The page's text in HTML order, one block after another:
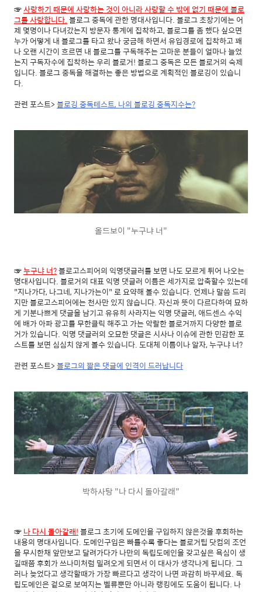
☞사랑하기 때문에 사랑하는 것이 아니라 사랑할 수 밖에 없기 때문에 블로
그를 사랑합니다.블로그 중독에 관한 명대사입니다. 블로그 초창기에는 어
제 몇명이나 다녀갔는지 방문자 통계에 집착하고, 블로그를 좀 했다 싶으면
누가 어떻게 내 블로그를 타고 왔나 궁금해 하면서 유입경로에 집착하고 꽤
나 오랜 시간이 흐르면 내 블로그를 구독해주는 고마운 분들이 얼마나 늘었
는지 구독자수에 집착하는 우리 블로거! 블로그 중독은 모든 블로거의 숙제
입니다. 블로그 중독을 해결하는 좋은 방법으로 계획적인 블로깅이 있습니
다.
관련 포스트>블로깅 중독테스트, 나의 블로깅 중독지수는?
올드보이 "누구냐 너"
☞누구냐 너?블로고스피어의 익명댓글러를 보면 나도 모르게 튀어 나오는
명대사입니다. 블로거의 대표 익명 댓글러 이름은 세가지로 압축할수 있는데
"지나가다, 나그네, 지나가는이" 로 요약해 볼수 있습니다. 언제나 말씀 드리
지만 블로고스피어에는 천사만 있지 않습니다. 자신과 뜻이 다르다하여 묘하
게 기분나쁘게 댓글을 남기고 유유히 사라지는 익명 댓글러, 애드센스 수익
에 배가 아파 광고를 무한클릭 해주고 가는 악랄한 블로거까지 다양한 블로
거가 있습니다. 익명 댓글러의 오묘한 댓글은 시사나 이슈에 관한 민감한 포
스트를 보면 심심치 않게 볼수 있습니다. 도대체 이름이나 알자, 누구냐 너?
관련 포스트>블로그의 짧은 댓글에 인격이 드러납니다
박하사탕 "나 다시 돌아갈래"
☞나 다시 돌아갈래!블로그 초기에 도메인을 구입하지 않은것을 후회하는
내용의 명대사입니다. 도메인구입은 빠를수록 좋다는 블로거팁 닷컴의 조언
을 무시한채 앞만보고 달려가다가 나만의 독립도메인을 갖고싶은 욕심이 생
길때쯤 후회가 쓰나미처럼 밀려오게 되면서 이 대사가 생각나게 됩니다. 그
러나 늦었다고 생각할때가 가장 빠르다고 생각이 나면 과감히 바꾸세요. 독
립도메인은 겉으로 보여지는 벨류뿐만 아니라 랭킹에도 도움이 됩니다. 나